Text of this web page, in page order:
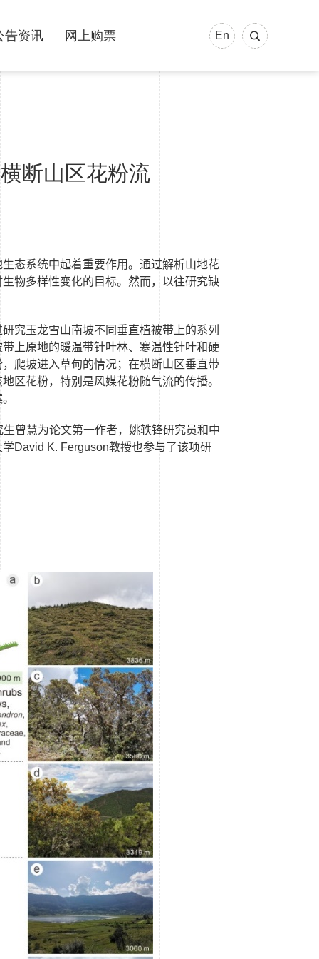
En
告资讯 网上购票
断山区花粉流
态系统中起着重要作用。通过解析山地花
物多样性变化的目标。然而，以往研究缺
究玉龙雪山南坡不同垂直植被带上的系列
上原地的暖温带针叶林、寒温性针叶和硬
爬坡进入草甸的情况；在横断山区垂直带
区花粉，特别是风媒花粉随气流的传播。
生曾慧为论文第一作者，姚轶锋研究员和中
学David K. Ferguson教授也参与了该项研